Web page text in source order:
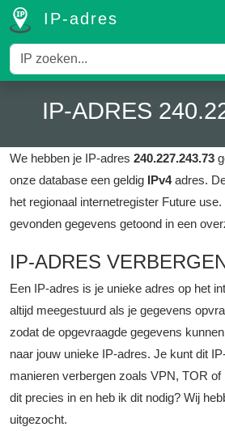
IP-adres
IP-ADRES
We hebben je IP-adres 240.227.243.73
onze database een geldig IPv4adres.
het regionaal internetregister Future use.
gevonden gegevens getoond in een
IP-ADRES
Een IP-adres is je unieke adres op het
altijd meegestuurd als je gegevens
zodat de opgevraagde gegevens
naar jouw unieke IP-adres. Je kunt dit
manieren verbergen zoals VPN, TOR
dit precies in en heb ik dit nodig? Wij
uitgezocht.